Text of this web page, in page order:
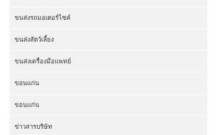
ขนส่งรถมอเตอร์ไซค์
ขนส่งสัตว์เลี้ยง
ขนส่งเครื่องมือแพทย์
ขอนแก่น
ขอนแก่น
ข่าวสารบริษัท